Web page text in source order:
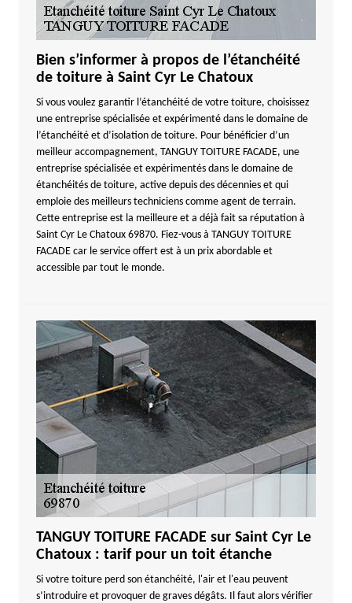
Bien s’informer à propos de l’étanchéité
de toiture à Saint Cyr Le Chatoux
Si vous voulez garantir l’étanchéité de votre toiture, choisissez
une entreprise spécialisée et expérimenté dans le domaine de
l’étanchéité et d’isolation de toiture. Pour bénéficier d’un
meilleur accompagnement, TANGUY TOITURE FACADE, une
entreprise spécialisée et expérimentés dans le domaine de
étanchéités de toiture, active depuis des décennies et qui
emploie des meilleurs techniciens comme agent de terrain.
Cette entreprise est la meilleure et a déjà fait sa réputation à
Saint Cyr Le Chatoux 69870. Fiez-vous à TANGUY TOITURE
FACADE car le service offert est à un prix abordable et
accessible par tout le monde.
TANGUY TOITURE FACADE sur Saint Cyr Le
Chatoux : tarif pour un toit étanche
Si votre toiture perd son étanchéité, l'air et l'eau peuvent
s’introduire et provoquer de graves dégâts. Il faut alors vérifier